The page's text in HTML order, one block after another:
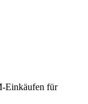
Einkäufen für